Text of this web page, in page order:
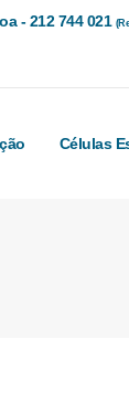
- 212 744 021
Células